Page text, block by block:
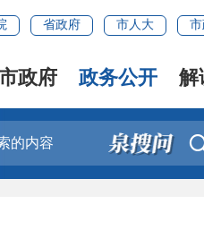
省政府 市人大
政府 政务公开 解